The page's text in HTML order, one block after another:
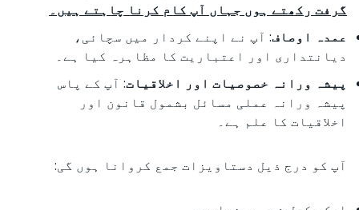
گرفت رکھتے ہوں جہاں آپ کام کرنا چاہتے ہیں۔
عمدہ اوصاف: آپ نے اپنے کردار میں سچائی،
دیانتداری اور اعتباریت کا مظاہرہ کیا ہے۔
پیشہ ورانہ خصوصیات اور اخلاقیات: آپ کے پاس
پیشہ ورانہ عملی مسائل بشمول قانون اور
اخلاقیات کا علم ہے۔
آپ کو درج ذیل دستاویزات جمع کروانا ہوں گی: